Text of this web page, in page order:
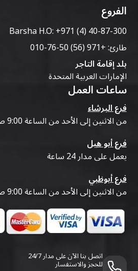
الفروع
Barsha H.O:+971 (4) 40-87-300
طارئ:+971 (56) 50-76-010
بلد إقامة التاجر
الإمارات العربية المتحدة
ساعات العمل
فرع البرشاء
من الاثنين إلى الأحد من الساعة 9:00 صباحًا حتى 07:00 مساءً
فرع أبو هيل
يعمل على مدار 24 ساعة
فرع أبوظبي
من الاثنين إلى الأحد من الساعة 9:00 صباحًا حتى 07:00 مساءً
اتصل بنا الآن على مدار 24/7
للحجز والاستفسار